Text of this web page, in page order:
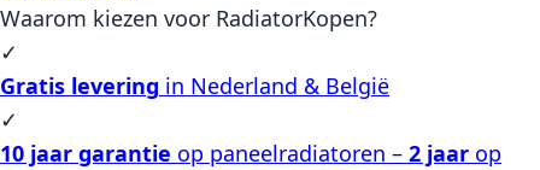
Waarom kiezen voor RadiatorKopen?
✓
Gratis levering in Nederland & België
✓
10 jaar garantie op paneelradiatoren – 2 jaar op